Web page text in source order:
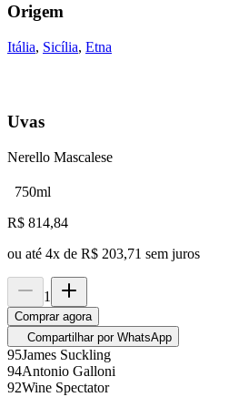
Origem
Itália, Sicília, Etna
Uvas
Nerello Mascalese
750ml
R$ 814,84
ou até 4x de R$ 203,71 sem juros
1
Comprar agora
Compartilhar por WhatsApp
95James Suckling
94Antonio Galloni
92Wine Spectator